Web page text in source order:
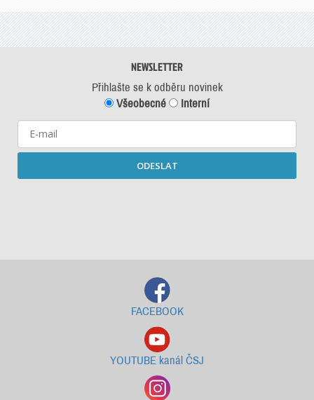
NEWSLETTER
Přihlašte se k odběru novinek
Všeobecné
Interní
ODESLAT
FACEBOOK
YOUTUBE kanál ČSJ